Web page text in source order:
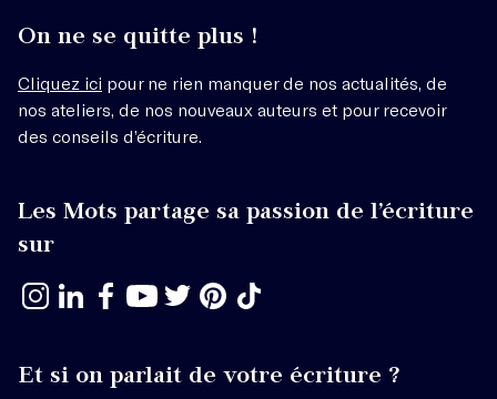
On ne se quitte plus !
Cliquez ici pour ne rien manquer de nos actualités, de
nos ateliers, de nos nouveaux auteurs et pour recevoir
des conseils d’écriture.
Les Mots partage sa passion de l’écriture
sur
Et si on parlait de votre écriture ?